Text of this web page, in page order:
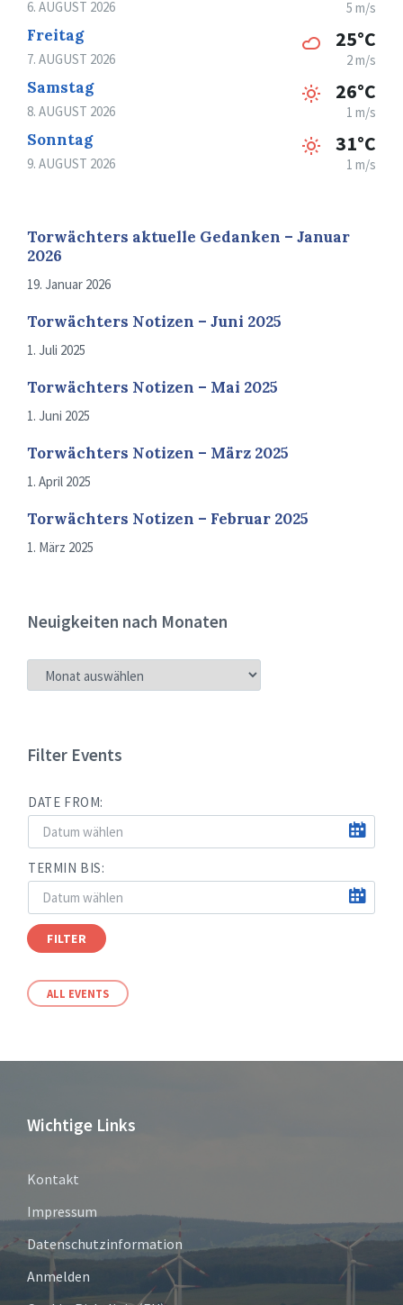
6. AUGUST 2026 5 m/s
Freitag
7. AUGUST 2026
25°C
2 m/s
Samstag
8. AUGUST 2026
26°C
1 m/s
Sonntag
9. AUGUST 2026
31°C
1 m/s
Torwächters aktuelle Gedanken – Januar
2026
19. Januar 2026
Torwächters Notizen – Juni 2025
1. Juli 2025
Torwächters Notizen – Mai 2025
1. Juni 2025
Torwächters Notizen – März 2025
1. April 2025
Torwächters Notizen – Februar 2025
1. März 2025
Neuigkeiten nach Monaten
NEUIGKEITEN
NACH
Filter Events
DATE FROM:
TERMIN BIS:
FILTER
ALL EVENTS
Wichtige Links
Kontakt
Impressum
Datenschutzinformation
Anmelden